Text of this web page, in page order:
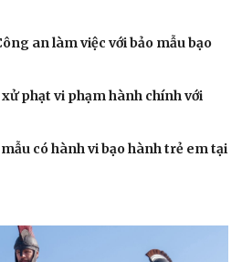
an làm việc với bảo mẫu bạo
phạt vi phạm hành chính với
có hành vi bạo hành trẻ em tại